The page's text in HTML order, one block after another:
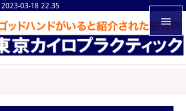
2023-03-18 22.35


メニュ